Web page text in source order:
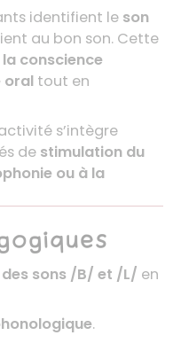
identifient le son
au bon son. Cette
conscience
oral tout en
s’intègre
de stimulation du
ou à la
sons /B/ et /L/ en
.